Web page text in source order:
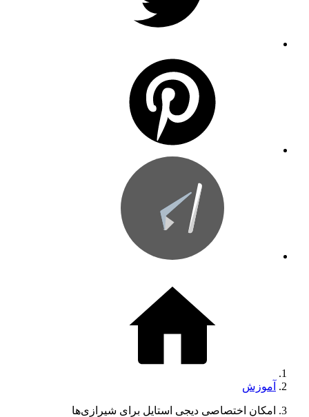
آموزش
امکان اختصاصی دیجی استایل برای شیرازی‌ها